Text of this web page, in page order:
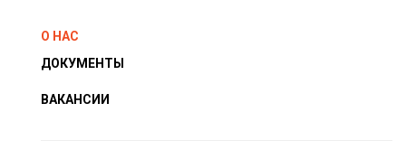
О НАС
ДОКУМЕНТЫ
ВАКАНСИИ